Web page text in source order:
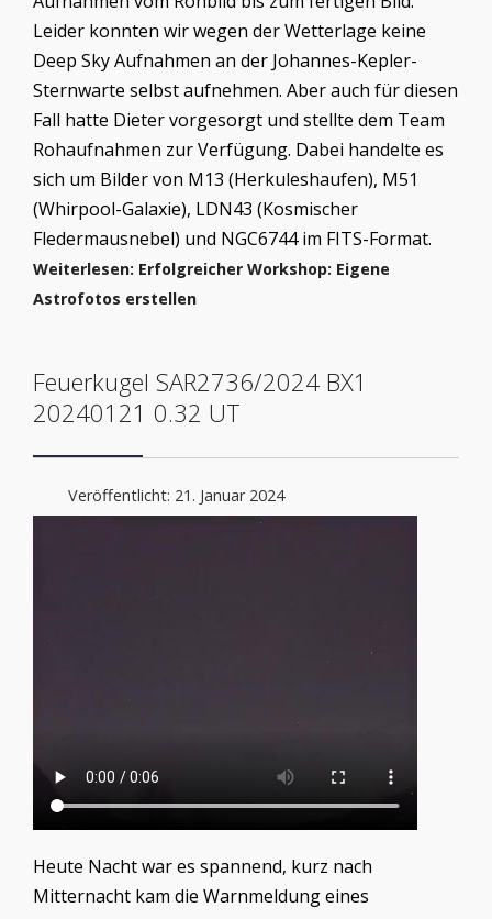
Leider konnten wir wegen der Wetterlage keine
Deep Sky Aufnahmen an der Johannes-Kepler-
Sternwarte selbst aufnehmen. Aber auch für diesen
Fall hatte Dieter vorgesorgt und stellte dem Team
Rohaufnahmen zur Verfügung. Dabei handelte es
sich um Bilder von M13 (Herkuleshaufen), M51
(Whirpool-Galaxie), LDN43 (Kosmischer
Fledermausnebel) und NGC6744 im FITS-Format.
Weiterlesen: Erfolgreicher Workshop: Eigene
Astrofotos erstellen
Feuerkugel SAR2736/2024 BX1
20240121 0.32 UT
Veröffentlicht: 21. Januar 2024
Heute Nacht war es spannend, kurz nach
Mitternacht kam die Warnmeldung eines